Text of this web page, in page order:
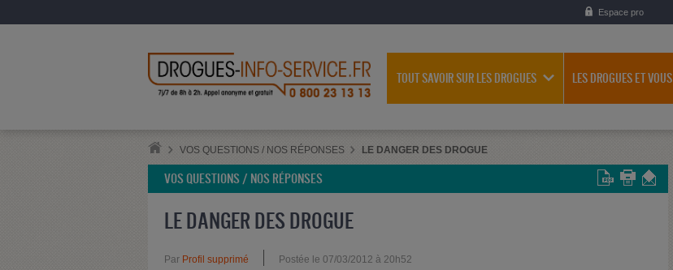
Espace pro
TOUT SAVOIR SUR LES DROGUES LES DROGUES ET VOUS
VOS QUESTIONS / NOS RÉPONSES LE DANGER DES DROGUE
VOS QUESTIONS / NOS RÉPONSES
LE DANGER DES DROGUE
Par Profil supprimé Postée le 07/03/2012 à 20h52